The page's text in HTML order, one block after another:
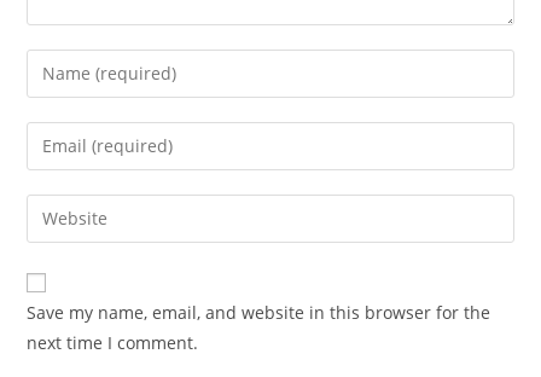
Enter
your
name
comment
Enter
your
email
address
comment
Enter
your
website
URL
(optional)
Save my name, email, and website in this browser for the
next time I comment.